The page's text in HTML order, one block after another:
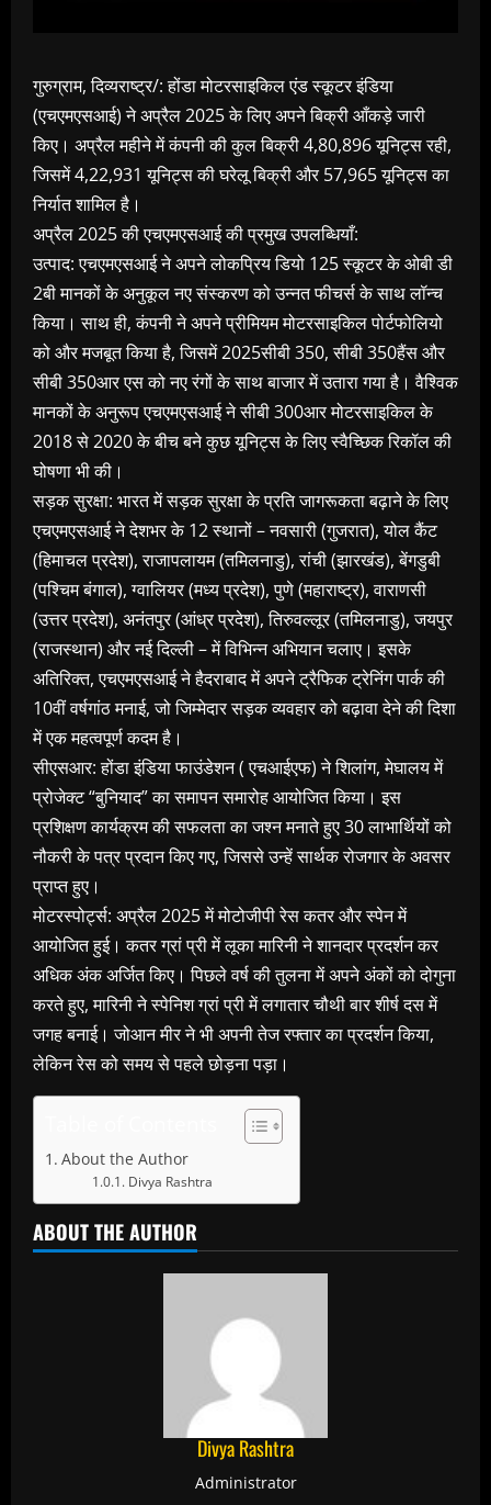
गुरुग्राम, दिव्यराष्ट्र/: होंडा मोटरसाइकिल एंड स्कूटर इंडिया
(एचएमएसआई) ने अप्रैल 2025 के लिए अपने बिक्री आँकड़े जारी
किए। अप्रैल महीने में कंपनी की कुल बिक्री 4,80,896 यूनिट्स रही,
जिसमें 4,22,931 यूनिट्स की घरेलू बिक्री और 57,965 यूनिट्स का
निर्यात शामिल है।
अप्रैल 2025 की एचएमएसआई की प्रमुख उपलब्धियाँ:
उत्पाद: एचएमएसआई ने अपने लोकप्रिय डियो 125 स्कूटर के ओबी डी
2बी मानकों के अनुकूल नए संस्करण को उन्नत फीचर्स के साथ लॉन्च
किया। साथ ही, कंपनी ने अपने प्रीमियम मोटरसाइकिल पोर्टफोलियो
को और मजबूत किया है, जिसमें 2025सीबी 350, सीबी 350हैंस और
सीबी 350आर एस को नए रंगों के साथ बाजार में उतारा गया है। वैश्विक
मानकों के अनुरूप एचएमएसआई ने सीबी 300आर मोटरसाइकिल के
2018 से 2020 के बीच बने कुछ यूनिट्स के लिए स्वैच्छिक रिकॉल की
घोषणा भी की।
सड़क सुरक्षा: भारत में सड़क सुरक्षा के प्रति जागरूकता बढ़ाने के लिए
एचएमएसआई ने देशभर के 12 स्थानों – नवसारी (गुजरात), योल कैंट
(हिमाचल प्रदेश), राजापलायम (तमिलनाडु), रांची (झारखंड), बेंगडुबी
(पश्चिम बंगाल), ग्वालियर (मध्य प्रदेश), पुणे (महाराष्ट्र), वाराणसी
(उत्तर प्रदेश), अनंतपुर (आंध्र प्रदेश), तिरुवल्लूर (तमिलनाडु), जयपुर
(राजस्थान) और नई दिल्ली – में विभिन्न अभियान चलाए। इसके
अतिरिक्त, एचएमएसआई ने हैदराबाद में अपने ट्रैफिक ट्रेनिंग पार्क की
10वीं वर्षगांठ मनाई, जो जिम्मेदार सड़क व्यवहार को बढ़ावा देने की दिशा
में एक महत्वपूर्ण कदम है।
सीएसआर: होंडा इंडिया फाउंडेशन ( एचआईएफ) ने शिलांग, मेघालय में
प्रोजेक्ट “बुनियाद” का समापन समारोह आयोजित किया। इस
प्रशिक्षण कार्यक्रम की सफलता का जश्न मनाते हुए 30 लाभार्थियों को
नौकरी के पत्र प्रदान किए गए, जिससे उन्हें सार्थक रोजगार के अवसर
प्राप्त हुए।
मोटरस्पोर्ट्स: अप्रैल 2025 में मोटोजीपी रेस कतर और स्पेन में
आयोजित हुई। कतर ग्रां प्री में लूका मारिनी ने शानदार प्रदर्शन कर
अधिक अंक अर्जित किए। पिछले वर्ष की तुलना में अपने अंकों को दोगुना
करते हुए, मारिनी ने स्पेनिश ग्रां प्री में लगातार चौथी बार शीर्ष दस में
जगह बनाई। जोआन मीर ने भी अपनी तेज रफ्तार का प्रदर्शन किया,
लेकिन रेस को समय से पहले छोड़ना पड़ा।
About the Author
Divya Rashtra
ABOUT THE AUTHOR
Divya Rashtra
Administrator